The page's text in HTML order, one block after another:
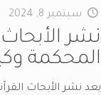
سبتمبر 8, 2024
نشر
المحكمة
يعد نشر الأبحاث